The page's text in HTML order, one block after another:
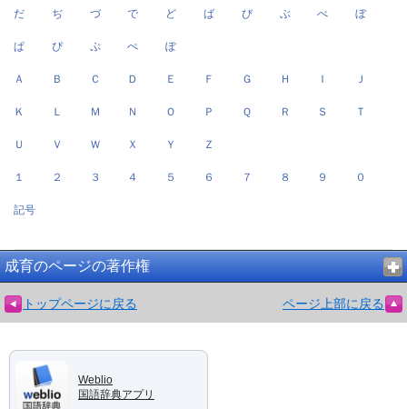
だ ぢ づ で ど ば び ぶ べ ぼ
ぱ ぴ ぷ ぺ ぽ
Ａ Ｂ Ｃ Ｄ Ｅ Ｆ Ｇ Ｈ Ｉ Ｊ
Ｋ Ｌ Ｍ Ｎ Ｏ Ｐ Ｑ Ｒ Ｓ Ｔ
Ｕ Ｖ Ｗ Ｘ Ｙ Ｚ
１ ２ ３ ４ ５ ６ ７ ８ ９ ０
記号
成育のページの著作権
トップページに戻る ページ上部に戻る
Weblio
国語辞典アプリ